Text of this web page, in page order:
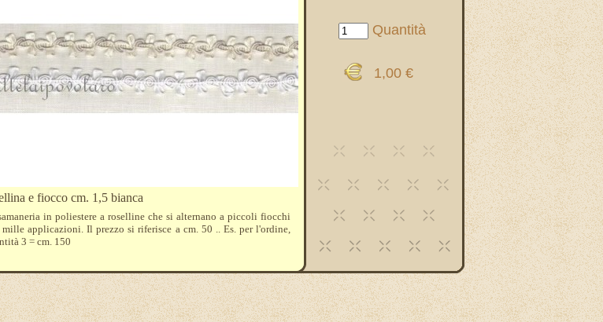
Quantità
1,00 €
e fiocco cm. 1,5 bianca
in poliestere a roselline che si alternano a piccoli fiocchi
mille applicazioni. Il prezzo si riferisce a cm. 50 .. Es. per l'ordine,
3 = cm. 150